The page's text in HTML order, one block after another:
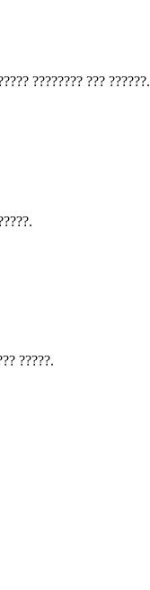
???????? ??? ??????.
?????.